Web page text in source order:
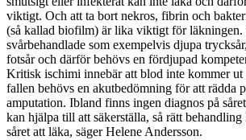
viktigt. Och att ta bort nekros, fibrin och
(så kallad biofilm) är lika viktigt för läkningen.
svårbehandlade som exempelvis djupa
fotsår och därför behövs en fördjupad
Kritisk ischimi innebär att blod inte kommer
fallen behövs en akutbedömning för att rädda
amputation. Ibland finns ingen diagnos på
kan hjälpa till att säkerställa, så rätt behandling
såret att läka, säger Helene Andersson.